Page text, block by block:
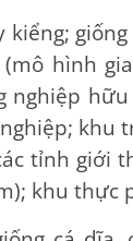
hình
nghiệp
khu
tỉnh giới
khu thực